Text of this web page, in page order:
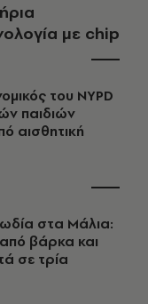
με chip
του NYPD
παιδιών
αισθητική
στα Μάλια:
βάρκα και
σε τρία